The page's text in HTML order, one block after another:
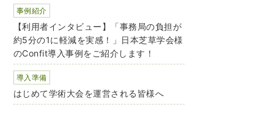
事例紹介
【利用者インタビュー】「事務局の負担が
約5分の1に軽減を実感！」日本芝草学会様
のConfit導入事例をご紹介します！
導入準備
はじめて学術大会を運営される皆様へ